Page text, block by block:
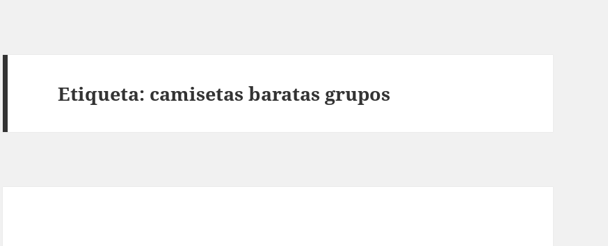
Etiqueta: camisetas baratas grupos